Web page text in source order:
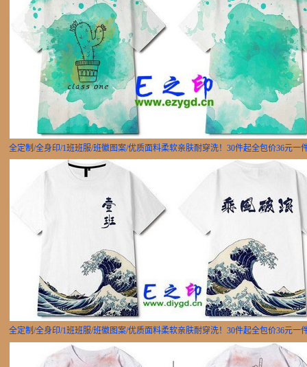
全定制/全身印/1班班服/班徽图案/优质面料柔软亲肤耐穿洗！30件起全包价36元一
全定制/全身印/1班班服/班徽图案/优质面料柔软亲肤耐穿洗！30件起全包价36元一